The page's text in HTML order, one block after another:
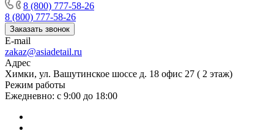
8 (800) 777-58-26
8 (800) 777-58-26
Заказать звонок
E-mail
zakaz@asiadetail.ru
Адрес
Химки, ул. Вашутинское шоссе д. 18 офис 27 ( 2 этаж)
Режим работы
Ежедневно: с 9:00 до 18:00